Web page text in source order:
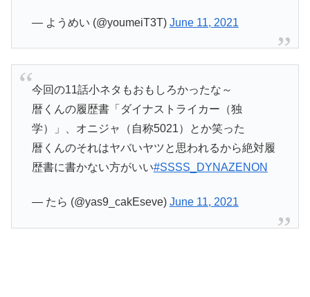
— ようめい (@youmeiT3T) June 11, 2021
今回の11話小ネタもおもしろかったな～
暦くんの履歴書「ダイナストライカー（独
学）」、オニジャ（自称5021）とか笑った
暦くんのそれはヤバいヤツと思われるから絶対履
歴書に書かない方がいい#SSSS_DYNAZENON
— たら (@yas9_cakEseve) June 11, 2021